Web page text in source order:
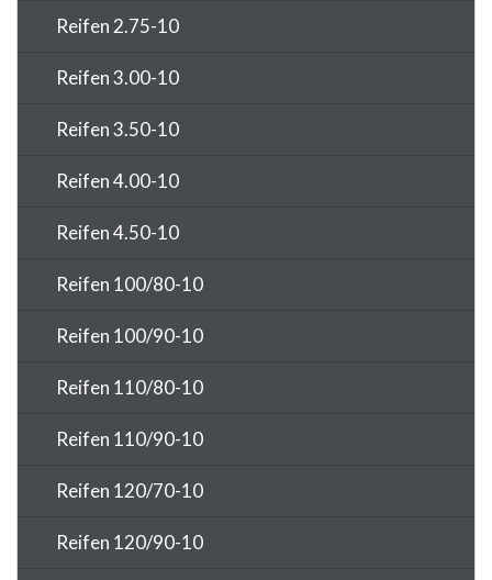
Reifen 2.75-10
Reifen 3.00-10
Reifen 3.50-10
Reifen 4.00-10
Reifen 4.50-10
Reifen 100/80-10
Reifen 100/90-10
Reifen 110/80-10
Reifen 110/90-10
Reifen 120/70-10
Reifen 120/90-10